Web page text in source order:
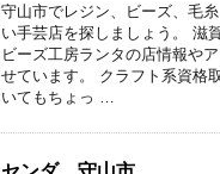
守山市でレジン、ビーズ、毛
い手芸店を探しましょう。 滋
ビーズ工房ランタの店情報や
せています。 クラフト系資格
いてもちょっ …